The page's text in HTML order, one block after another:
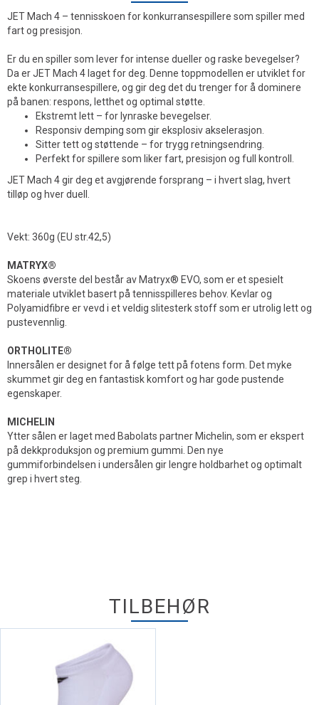
JET Mach 4 – tennisskoen for konkurransespillere som spiller med
fart og presisjon.
Er du en spiller som lever for intense dueller og raske bevegelser?
Da er JET Mach 4 laget for deg. Denne toppmodellen er utviklet for
ekte konkurransespillere, og gir deg det du trenger for å dominere
på banen: respons, letthet og optimal støtte.
Ekstremt lett – for lynraske bevegelser.
Responsiv demping som gir eksplosiv akselerasjon.
Sitter tett og støttende – for trygg retningsendring.
Perfekt for spillere som liker fart, presisjon og full kontroll.
JET Mach 4 gir deg et avgjørende forsprang – i hvert slag, hvert
tilløp og hver duell.
Vekt: 360g (EU str.42,5)
MATRYX®
Skoens øverste del består av Matryx® EVO, som er et spesielt
materiale utviklet basert på tennisspilleres behov. Kevlar og
Polyamidfibre er vevd i et veldig slitesterk stoff som er utrolig lett og
pustevennlig.
ORTHOLITE®
Innersålen er designet for å følge tett på fotens form. Det myke
skummet gir deg en fantastisk komfort og har gode pustende
egenskaper.
MICHELIN
Ytter sålen er laget med Babolats partner Michelin, som er ekspert
på dekkproduksjon og premium gummi. Den nye
gummiforbindelsen i undersålen gir lengre holdbarhet og optimalt
grep i hvert steg.
TILBEHØR